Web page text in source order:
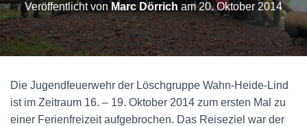
Veröffentlicht von Marc Dörrich am20. Oktober 2014
Die Jugendfeuerwehr der Löschgruppe Wahn-Heide-Lind
ist im Zeitraum 16. – 19. Oktober 2014 zum ersten Mal zu
einer Ferienfreizeit aufgebrochen. Das Reiseziel war der